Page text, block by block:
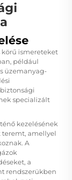
körű ismereteket
például
üzemanyag-
specializált
kezelésének
teremt, amellyel
A
a
rendszerükben